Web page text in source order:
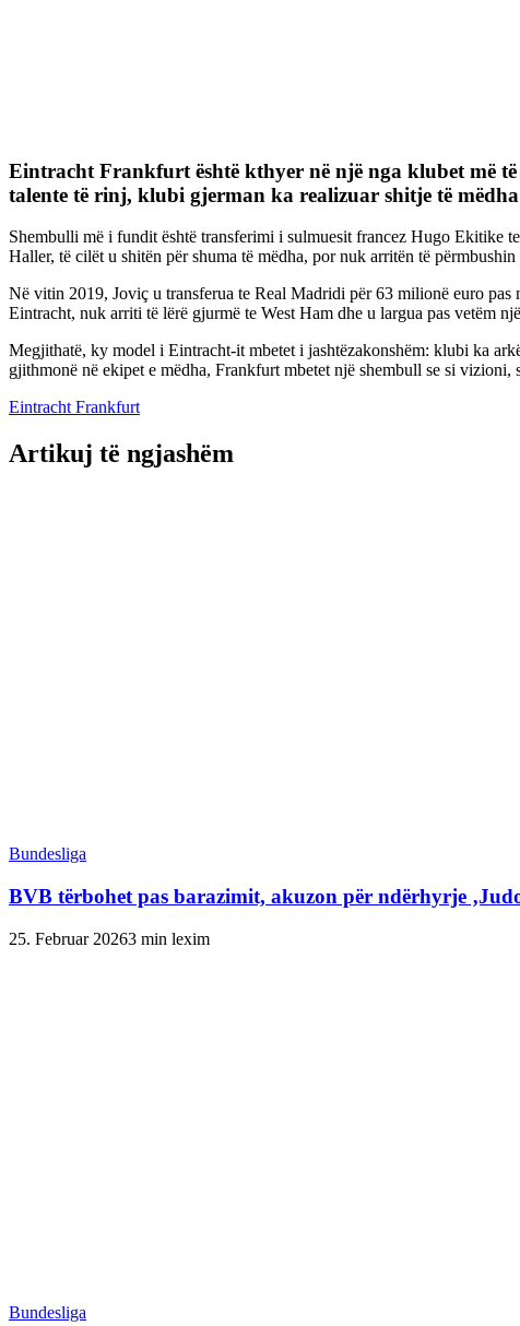
Eintracht Frankfurt është kthyer në një nga klubet më
talente të rinj, klubi gjerman ka realizuar shitje të
Shembulli më i fundit është transferimi i sulmuesit francez Hugo Ekitike
Haller, të cilët u shitën për shuma të mëdha, por nuk arritën të
Në vitin 2019, Joviç u transferua te Real Madridi për 63 milionë euro
Eintracht, nuk arriti të lërë gjurmë te West Ham dhe u largua pas vetëm
Megjithatë, ky model i Eintracht-it mbetet i jashtëzakonshëm: klubi ka
gjithmonë në ekipet e mëdha, Frankfurt mbetet një shembull se si
Eintracht Frankfurt
Artikuj të ngjashëm
Bundesliga
BVB tërbohet pas barazimit, akuzon për ndërhyrje
25. Februar 20263 min lexim
Bundesliga